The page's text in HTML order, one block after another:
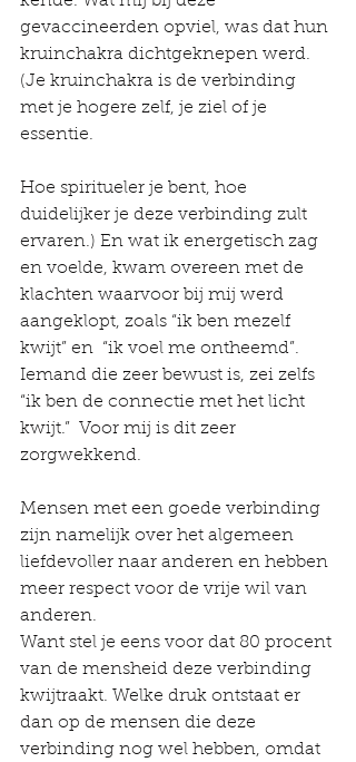
gevaccineerden opviel, was dat hun
kruinchakra dichtgeknepen werd.
(Je kruinchakra is de verbinding
met je hogere zelf, je ziel of je
essentie.
Hoe spiritueler je bent, hoe
duidelijker je deze verbinding zult
ervaren.) En wat ik energetisch zag
en voelde, kwam overeen met de
klachten waarvoor bij mij werd
aangeklopt, zoals “ik ben mezelf
kwijt” en  “ik voel me ontheemd”.
Iemand die zeer bewust is, zei zelfs
“ik ben de connectie met het licht
kwijt.”  Voor mij is dit zeer
zorgwekkend.
Mensen met een goede verbinding
zijn namelijk over het algemeen
liefdevoller naar anderen en hebben
meer respect voor de vrije wil van
anderen.
Want stel je eens voor dat 80 procent
van de mensheid deze verbinding
kwijtraakt. Welke druk ontstaat er
dan op de mensen die deze
verbinding nog wel hebben, omdat